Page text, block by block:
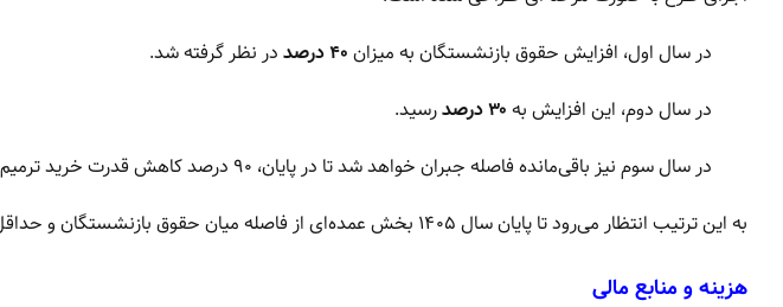
در سال اول، افزایش حقوق بازنشستگان به میزان ۴۰ درصد
در نظر گرفته شد.
در سال دوم، این افزایش به ۳۰ درصد
رسید.
در سال سوم نیز باقی‌مانده فاصله جبران خواهد شد تا در پایان، ۹۰ درصد کاهش قدرت خرید ترمیم شود.
به این ترتیب انتظار می‌رود تا پایان سال ۱۴۰۵ بخش عمده‌ای از فاصله میان حقوق بازنشستگان و حداقل دستمزد از بین برود.
هزینه و منابع مالی